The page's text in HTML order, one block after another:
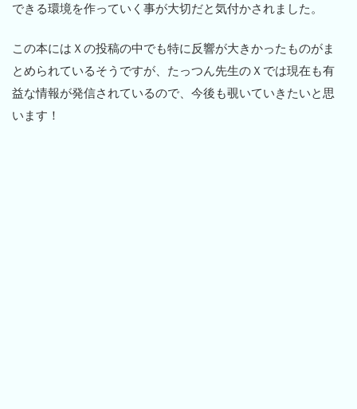
できる環境を作っていく事が大切だと気付かされました。
この本にはＸの投稿の中でも特に反響が大きかったものがま
とめられているそうですが、たっつん先生のＸでは現在も有
益な情報が発信されているので、今後も覗いていきたいと思
います！